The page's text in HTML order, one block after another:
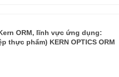
ORM, lĩnh vực ứng dụng:
thực phẩm) KERN OPTICS ORM